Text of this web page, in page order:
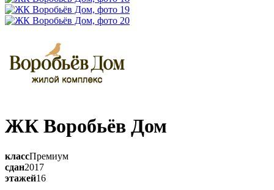
ЖК Воробьёв Дом
классПремиум
сдан2017
этажей16